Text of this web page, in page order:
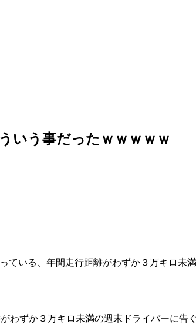
いう事だったｗｗｗｗｗ
ている、年間走行距離がわずか３万キロ
わずか３万キロ未満の週末ドライバーに告ぐ